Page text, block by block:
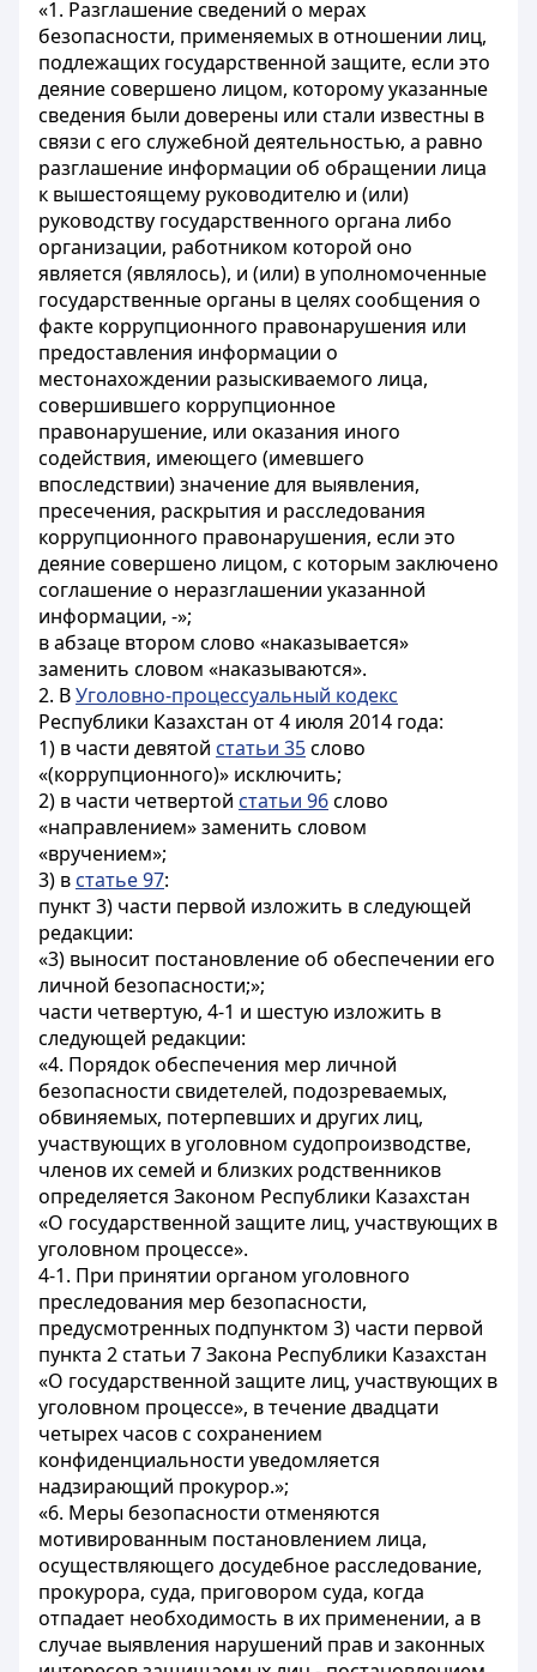
«1. Разглашение сведений о мерах
безопасности, применяемых в отношении лиц,
подлежащих государственной защите, если это
деяние совершено лицом, которому указанные
сведения были доверены или стали известны в
связи с его служебной деятельностью, а равно
разглашение информации об обращении лица
к вышестоящему руководителю и (или)
руководству государственного органа либо
организации, работником которой оно
является (являлось), и (или) в уполномоченные
государственные органы в целях сообщения о
факте коррупционного правонарушения или
предоставления информации о
местонахождении разыскиваемого лица,
совершившего коррупционное
правонарушение, или оказания иного
содействия, имеющего (имевшего
впоследствии) значение для выявления,
пресечения, раскрытия и расследования
коррупционного правонарушения, если это
деяние совершено лицом, с которым заключено
соглашение о неразглашении указанной
информации, -»;
в абзаце втором слово «наказывается»
заменить словом «наказываются».
2. ВУголовно-процессуальный кодекс
Республики Казахстан от 4 июля 2014 года:
1) в части девятой статьи 35слово
«(коррупционного)» исключить;
2) в части четвертой статьи 96слово
«направлением» заменить словом
«вручением»;
3) в статье 97:
пункт 3) части первой изложить в следующей
редакции:
«3) выносит постановление об обеспечении его
личной безопасности;»;
части четвертую, 4-1 и шестую изложить в
следующей редакции:
«4. Порядок обеспечения мер личной
безопасности свидетелей, подозреваемых,
обвиняемых, потерпевших и других лиц,
участвующих в уголовном судопроизводстве,
членов их семей и близких родственников
определяется Законом Республики Казахстан
«О государственной защите лиц, участвующих в
уголовном процессе».
4-1. При принятии органом уголовного
преследования мер безопасности,
предусмотренных подпунктом 3) части первой
пункта 2 статьи 7 Закона Республики Казахстан
«О государственной защите лиц, участвующих в
уголовном процессе», в течение двадцати
четырех часов с сохранением
конфиденциальности уведомляется
надзирающий прокурор.»;
«6. Меры безопасности отменяются
мотивированным постановлением лица,
осуществляющего досудебное расследование,
прокурора, суда, приговором суда, когда
отпадает необходимость в их применении, а в
случае выявления нарушений прав и законных